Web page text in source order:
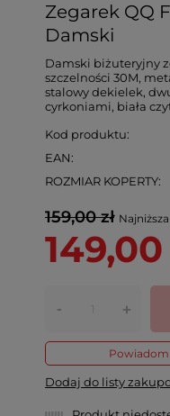
Zegarek QQ
Damski
Damski biżuteryjny
szczelności 30M,
stalowy dekielek,
cyrkoniami, biała
Kod produktu
EAN
ROZMIAR KOPERTY
159,00 zł
149,00
- +
Dodaj do listy